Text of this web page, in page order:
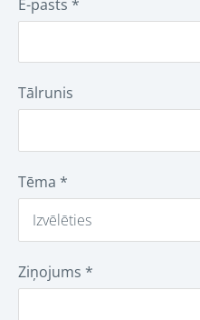
E-pasts *
Tālrunis
Tēma *
Ziņojums *